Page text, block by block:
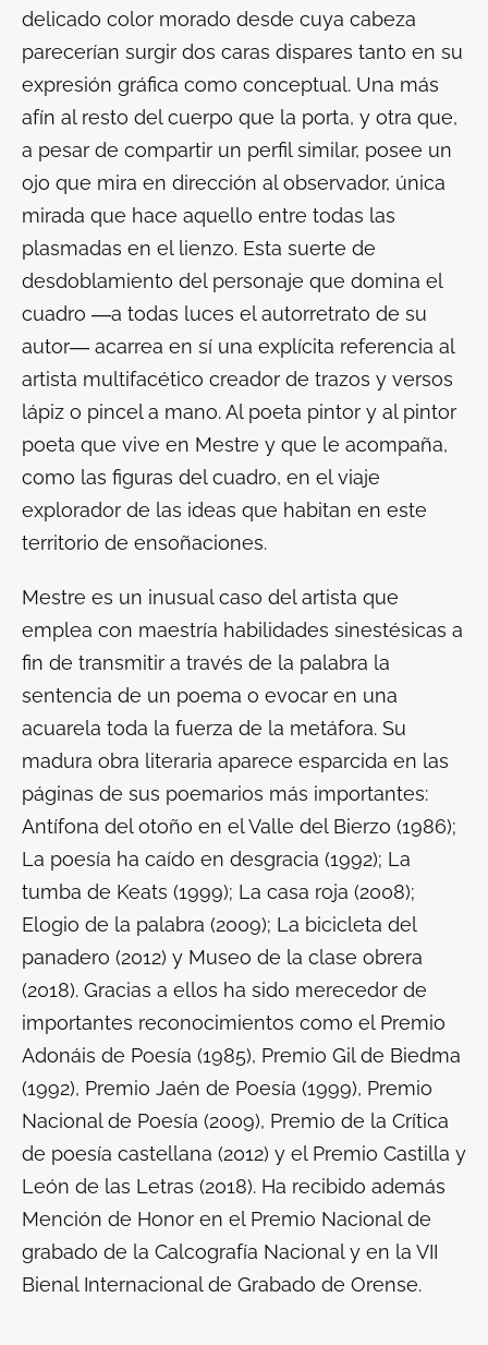
delicado color morado desde cuya cabeza
parecerían surgir dos caras dispares tanto en su
expresión gráfica como conceptual. Una más
afín al resto del cuerpo que la porta, y otra que,
a pesar de compartir un perfil similar, posee un
ojo que mira en dirección al observador, única
mirada que hace aquello entre todas las
plasmadas en el lienzo. Esta suerte de
desdoblamiento del personaje que domina el
cuadro ―a todas luces el autorretrato de su
autor― acarrea en sí una explícita referencia al
artista multifacético creador de trazos y versos
lápiz o pincel a mano. Al poeta pintor y al pintor
poeta que vive en Mestre y que le acompaña,
como las figuras del cuadro, en el viaje
explorador de las ideas que habitan en este
territorio de ensoñaciones.
Mestre es un inusual caso del artista que
emplea con maestría habilidades sinestésicas a
fin de transmitir a través de la palabra la
sentencia de un poema o evocar en una
acuarela toda la fuerza de la metáfora. Su
madura obra literaria aparece esparcida en las
páginas de sus poemarios más importantes:
Antífona del otoño en el Valle del Bierzo (1986);
La poesía ha caído en desgracia (1992); La
tumba de Keats (1999); La casa roja (2008);
Elogio de la palabra (2009); La bicicleta del
panadero (2012) y Museo de la clase obrera
(2018). Gracias a ellos ha sido merecedor de
importantes reconocimientos como el Premio
Adonáis de Poesía (1985), Premio Gil de Biedma
(1992), Premio Jaén de Poesía (1999), Premio
Nacional de Poesía (2009), Premio de la Crítica
de poesía castellana (2012) y el Premio Castilla y
León de las Letras (2018). Ha recibido además
Mención de Honor en el Premio Nacional de
grabado de la Calcografía Nacional y en la VII
Bienal Internacional de Grabado de Orense.